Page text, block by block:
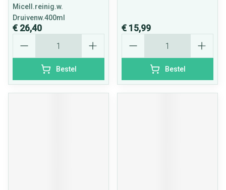
Micell.reinig.w.
Druivenw.400ml
€ 26,40
Bestel
€ 15,99
Bestel